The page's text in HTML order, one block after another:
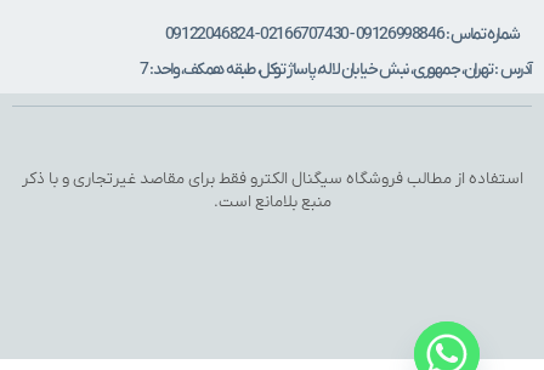
تماس : 09126998846 - 02166707430 - 09122046824
: تهران، جمهوری، نبش خیابان لاله، پاساژ توکل، طبقه همکف، واحد: 7
از مطالب فروشگاه سیگنال الکترو فقط برای مقاصد غیرتجاری و با ذکر
منبع بلامانع است.